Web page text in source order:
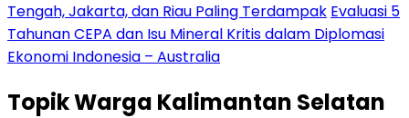
Tengah, Jakarta, dan Riau Paling Terdampak Evaluasi 5
Tahunan CEPA dan Isu Mineral Kritis dalam Diplomasi
Ekonomi Indonesia – Australia
TopikWarga Kalimantan Selatan